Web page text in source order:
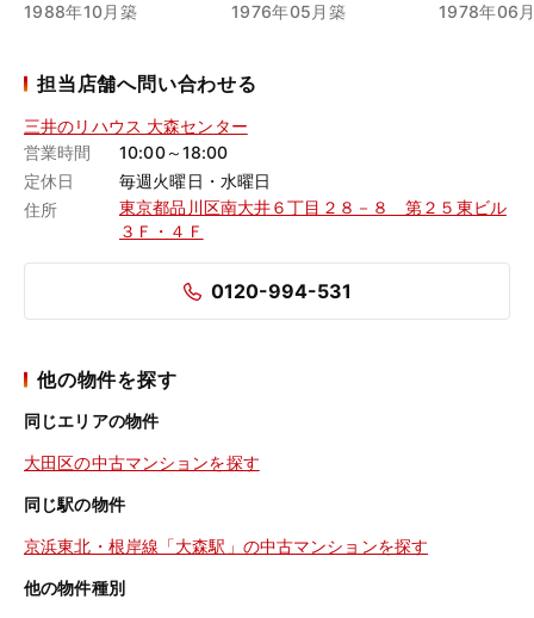
1988年10月築
1976年05月築
1978年06
担当店舗へ問い合わせる
三井のリハウス 大森センター
営業時間
10:00～18:00
定休日
毎週火曜日・水曜日
住所
東京都品川区南大井６丁目２８－８ 第２５東ビル
３Ｆ・４Ｆ
0120-994-531
他の物件を探す
同じエリアの物件
大田区の中古マンションを探す
同じ駅の物件
京浜東北・根岸線「大森駅」の中古マンションを探す
他の物件種別